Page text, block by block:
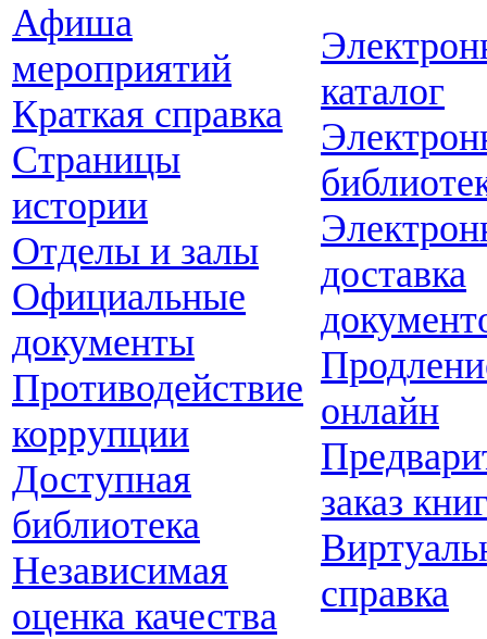
Афиша
мероприятий
Краткая справка
Страницы
истории
Отделы и залы
Официальные
документы
Противодействие
коррупции
Доступная
библиотека
Независимая
оценка качества
каталог
доставка
онлайн
заказ
справка